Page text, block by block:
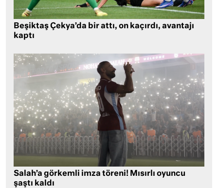
Beşiktaş Çekya’da bir attı, on kaçırdı, avantajı
kaptı
Salah’a görkemli imza töreni! Mısırlı oyuncu
şaştı kaldı